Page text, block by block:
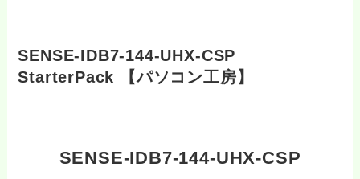
SENSE-IDB7-144-UHX-CSP
StarterPack 【パソコン工房】
SENSE-IDB7-144-UHX-CSP